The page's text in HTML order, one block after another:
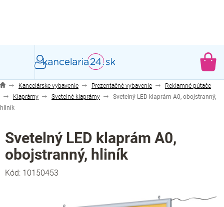
Kancelárske vybavenie Prezentačné vybavenie
Reklamné pútače
Klaprámy
Svetelné klaprámy
Svetelný LED klaprám A0, obojstranný,
hliník
Svetelný LED klaprám A0,
obojstranný, hliník
Kód: 10150453